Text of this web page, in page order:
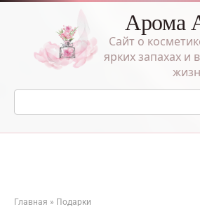
Перейти
Арома
Сайт о
ярких запахах и
Поиск:
Главная » Подарки